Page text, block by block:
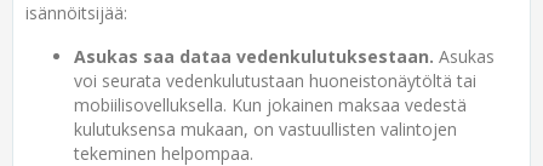
isännöitsijää:
Asukas saa dataa vedenkulutuksestaan. Asukas
voi seurata vedenkulutustaan huoneistonäytöltä tai
mobiilisovelluksella. Kun jokainen maksaa vedestä
kulutuksensa mukaan, on vastuullisten valintojen
tekeminen helpompaa.